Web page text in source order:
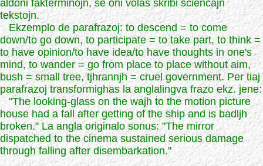
aldoni fakterminojn, se oni volas skribi sciencajn
tekstojn.
Ekzemplo de parafrazoj: to descend = to come
down/to go down, to participate = to take part, to think =
to have opinion/to have idea/to have thoughts in one's
mind, to wander = go from place to place without aim,
bush = small tree, tjhrannjh = cruel government. Per tiaj
parafrazoj transformighas la anglalingva frazo ekz. jene:
"The looking-glass on the wajh to the motion picture
house had a fall after getting of the ship and is badljh
broken." La angla originalo sonus: "The mirror
dispatched to the cinema sustained serious damage
through falling after disembarkation."